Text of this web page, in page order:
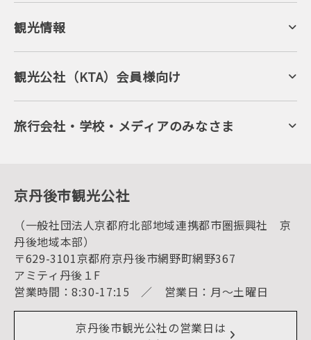
観光情報
京丹後について
ジオパークの絶景
キャンプ・グランピング
自然景観
旬の食
フルーツ
美術館・資料館
観光
海水浴
キャンプ
お宿探し
宿泊・日帰り予約（空室検索）
予約照会・予約キャンセル
宿泊施設一覧（お宿比較ページ）
アクセス
お知らせ
イベント情報
デジタル観光パンフレット
リアルタイム道路情報
観光公社（KTA）会員様向け
KTA会員コミュニティ
会員向けサービス
KTAニュースレター
会員加入・会員情報（会員規程）
旅行会社・学校・メディアのみなさま
プレスリリース
京丹後市観光公社
（一般社団法人京都府北部地域連携都市圏振興社 京
丹後地域本部）
〒629-3101京都府京丹後市網野町網野367
アミティ丹後１F
営業時間：8:30-17:15 ／ 営業日：月～土曜日
京丹後市観光公社の営業日は